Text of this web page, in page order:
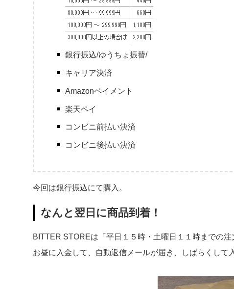
銀行振込/ゆうちょ振替/
キャリア決済
Amazonペイメント
楽天ペイ
コンビニ前払い決済
コンビニ後払い決済
今回は銀行振込にて購入。
なんと翌日に商品到着！
BITTER STOREは「平日１５時・土曜日１１時までの注
お昼に入金して、自動返信メールが届き、しばらくして